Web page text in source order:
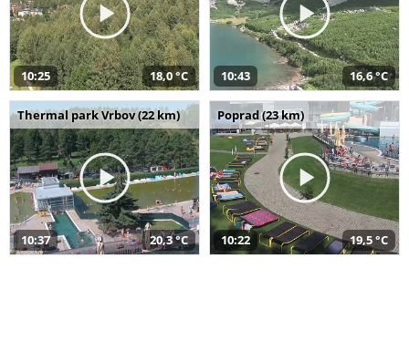
10:25 18,0 °C 10:43 16,6 °C
Thermal park Vrbov (22 km)
10:37 20,3 °C
Poprad (23 km)
10:22 19,5 °C